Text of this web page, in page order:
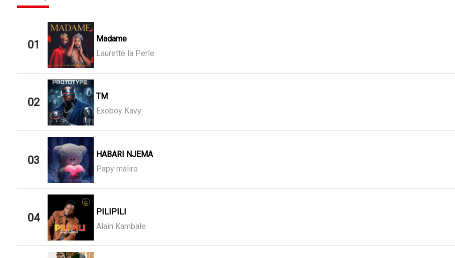
01
Madame
Laurette la Perle
02
TM
Exoboy Kavy
03
HABARI NJEMA
Papy maliro
04
PILIPILI
Alain Kambale